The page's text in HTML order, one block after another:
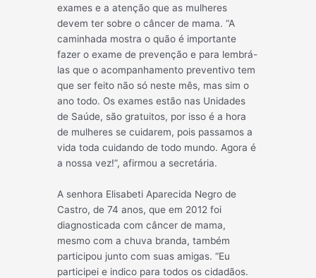
exames e a atenção que as mulheres
devem ter sobre o câncer de mama. “A
caminhada mostra o quão é importante
fazer o exame de prevenção e para lembrá-
las que o acompanhamento preventivo tem
que ser feito não só neste mês, mas sim o
ano todo. Os exames estão nas Unidades
de Saúde, são gratuitos, por isso é a hora
de mulheres se cuidarem, pois passamos a
vida toda cuidando de todo mundo. Agora é
a nossa vez!”, afirmou a secretária.
A senhora Elisabeti Aparecida Negro de
Castro, de 74 anos, que em 2012 foi
diagnosticada com câncer de mama,
mesmo com a chuva branda, também
participou junto com suas amigas. “Eu
participei e indico para todos os cidadãos.